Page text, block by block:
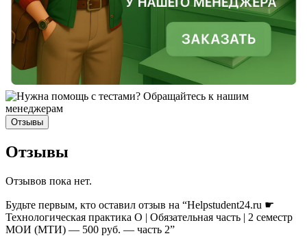
Отзывы
Отзывы
Отзывов пока нет.
Будьте первым, кто оставил отзыв на “Helpstudent24.ru ☛
Технологическая практика О | Обязательная часть | 2 семестр
МОИ (МТИ) — 500 руб. — часть 2”